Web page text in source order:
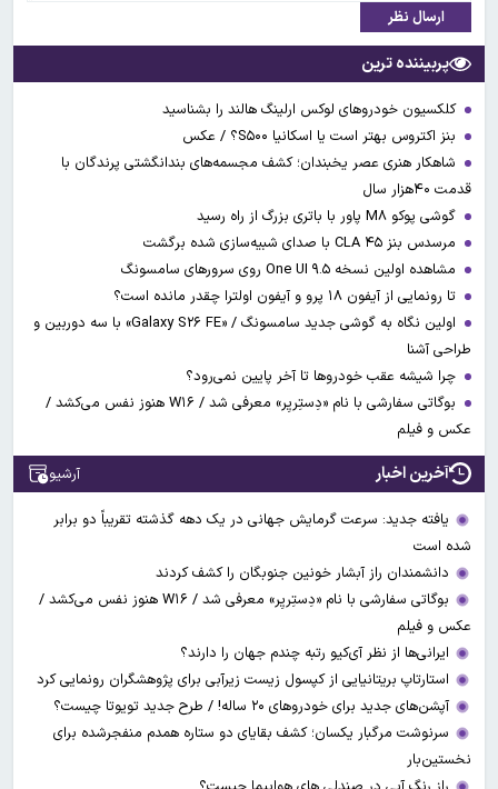
ارسال نظر
پربیننده ترین
کلکسیون خودروهای لوکس ارلینگ هالند را بشناسید
بنز اکتروس بهتر است یا اسکانیا S۵۰۰؟ / عکس
شاهکار هنری عصر یخبندان؛ کشف مجسمه‌های بندانگشتی‌ پرندگان با
قدمت ۴۰هزار سال
گوشی پوکو M۸ پاور با باتری بزرگ از راه رسید
مرسدس بنز CLA ۴۵ با صدای شبیه‌سازی شده برگشت
مشاهده اولین نسخه One UI ۹.۵ روی سرورهای سامسونگ
تا رونمایی از آیفون ۱۸ پرو و آیفون اولترا چقدر مانده است؟
اولین نگاه به گوشی جدید سامسونگ / «Galaxy S۲۶ FE» با سه دوربین و
طراحی آشنا
چرا شیشه عقب خودروها تا آخر پایین نمی‌رود؟
بوگاتی سفارشی با نام «دِستِریِر» معرفی شد / W۱۶ هنوز نفس می‌کشد /
عکس و فیلم
آخرین اخبار آرشیو
یافته جدید: سرعت گرمایش جهانی در یک دهه گذشته تقریباً دو برابر
شده است
دانشمندان راز آبشار خونین جنوبگان را کشف کردند
بوگاتی سفارشی با نام «دِستِریِر» معرفی شد / W۱۶ هنوز نفس می‌کشد /
عکس و فیلم
ایرانی‌ها از نظر آی‌کیو رتبه چندم جهان را دارند؟
استارتاپ بریتانیایی از کپسول زیست زیرآبی برای پژوهشگران رونمایی کرد
آپشن‌های جدید برای خودروهای ۲۰ ساله! / طرح جدید تویوتا چیست؟
سرنوشت مرگبار یکسان؛ کشف بقایای دو ستاره همدم منفجرشده برای
نخستین‌بار